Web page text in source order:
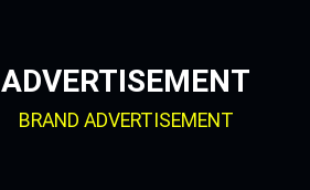
ADVERTISEMENT
BRAND ADVERTISEMENT